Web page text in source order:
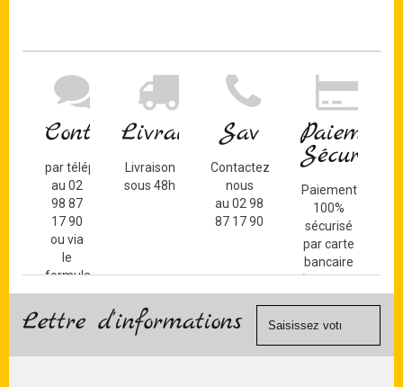
Contact
par téléphone
au 02
98 87
17 90
ou via
le
formulaire
de
contact
Livraison
Livraison
sous 48h
Sav
Contactez-
nous
au 02 98
87 17 90
Paiement
Sécurisé
Paiement
100%
sécurisé
par carte
bancaire
(Mastercard,
Visa, ...) et
Lettre d'informations